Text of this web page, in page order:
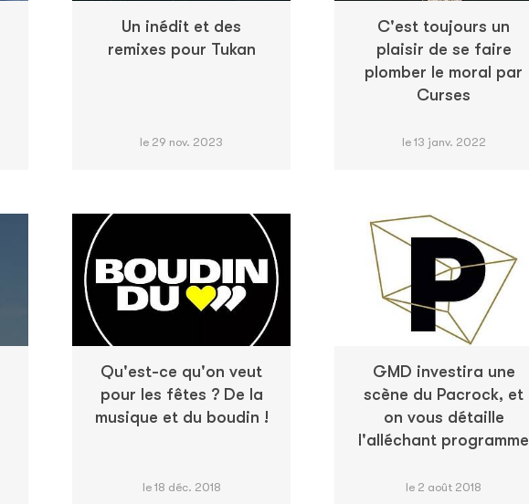
Un inédit et des
remixes pour Tukan
le 29 nov. 2023
C'est toujours un
plaisir de se faire
plomber le moral par
Curses
le 13 janv. 2022
Qu'est-ce qu'on veut
pour les fêtes ? De la
musique et du boudin !
le 18 déc. 2018
GMD investira une
scène du Pacrock, et
on vous détaille
l'alléchant programme
le 2 août 2018